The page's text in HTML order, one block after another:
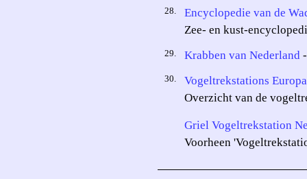
28.
Encyclopedie van de
Zee- en kust-
29. Krabben van Nederland
30.
Vogeltrekstations
Overzicht van de
Griel Vogeltrekstation
Voorheen